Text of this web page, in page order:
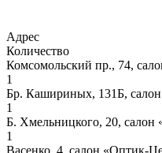
Адрес
Количество
Комсомольский пр., 74,
1
Бр. Кашириных, 131Б,
1
Б. Хмельницкого, 20, салон
1
Васенко, 4, салон «Оптик-